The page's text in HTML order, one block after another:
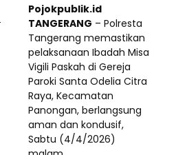
Pojokpublik.id
TANGERANG – Polresta
Tangerang memastikan
pelaksanaan Ibadah Misa
Vigili Paskah di Gereja
Paroki Santa Odelia Citra
Raya, Kecamatan
Panongan, berlangsung
aman dan kondusif,
Sabtu (4/4/2026)